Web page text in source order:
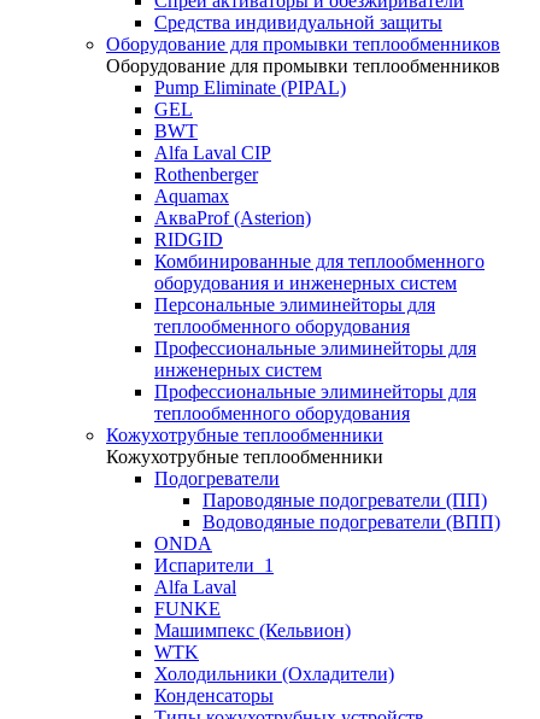
Средства индивидуальной защиты
Оборудование для промывки теплообменников
Оборудование для промывки теплообменников
Pump Eliminate (PIPAL)
GEL
BWT
Alfa Laval CIP
Rothenberger
Aquamax
АкваProf (Asterion)
RIDGID
Комбинированные для теплообменного
оборудования и инженерных систем
Персональные элиминейторы для
теплообменного оборудования
Профессиональные элиминейторы для
инженерных систем
Профессиональные элиминейторы для
теплообменного оборудования
Кожухотрубные теплообменники
Кожухотрубные теплообменники
Подогреватели
Пароводяные подогреватели (ПП)
Водоводяные подогреватели (ВПП)
ONDA
Испарители_1
Alfa Laval
FUNKE
Машимпекс (Кельвион)
WTK
Холодильники (Охладители)
Конденсаторы